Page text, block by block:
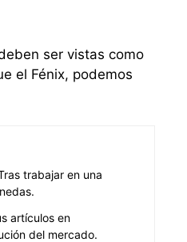
ser vistas como
el Fénix, podemos
trabajar en una
artículos en
del mercado.